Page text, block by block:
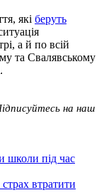
які беруть
а й по всій
та Свалявському
на наш
школи під час
втратити